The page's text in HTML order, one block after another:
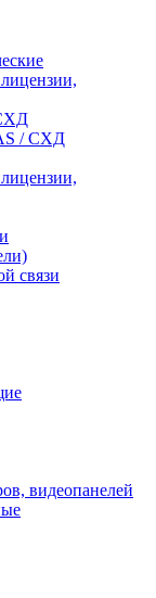
/ СХД
связи
видеопанелей